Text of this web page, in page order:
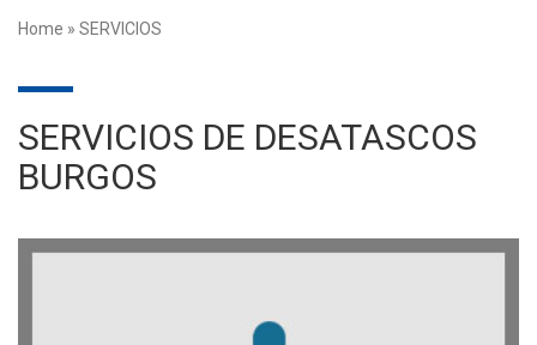
Home » SERVICIOS
SERVICIOS DE DESATASCOS
BURGOS